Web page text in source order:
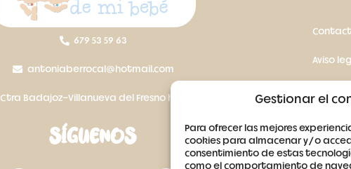
Gestionar el
Para ofrecer las mejores
cookies para almacenar y/o
consentimiento de estas
como el comportamiento de
679 53 59 63
antoniaberrocal@hotmail.com
Ctra Badajoz-Villanueva del Fresno km 24,5
SÍGUENOS
Aviso